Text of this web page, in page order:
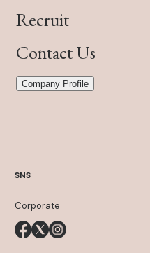
Recruit
Contact Us
Company Profile
SNS
Corporate